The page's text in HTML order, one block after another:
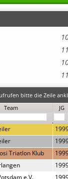
bitte die Zeile
Team JG
Triatlon Klub